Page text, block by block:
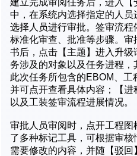
中，在系统内选择指定的人
选择人员进行审批。签审流程
标准化审查、批准等步骤。
书后，点击【主题】进入升
务涉及的对象以及任务进程
此次任务所包含的EBOM、工
并可点开查看具体内容；【
以及工装签审流程进展情况。
审批人员审阅时，点开工程
了多种标记工具，可根据审
需要修改的内容，并随【驳